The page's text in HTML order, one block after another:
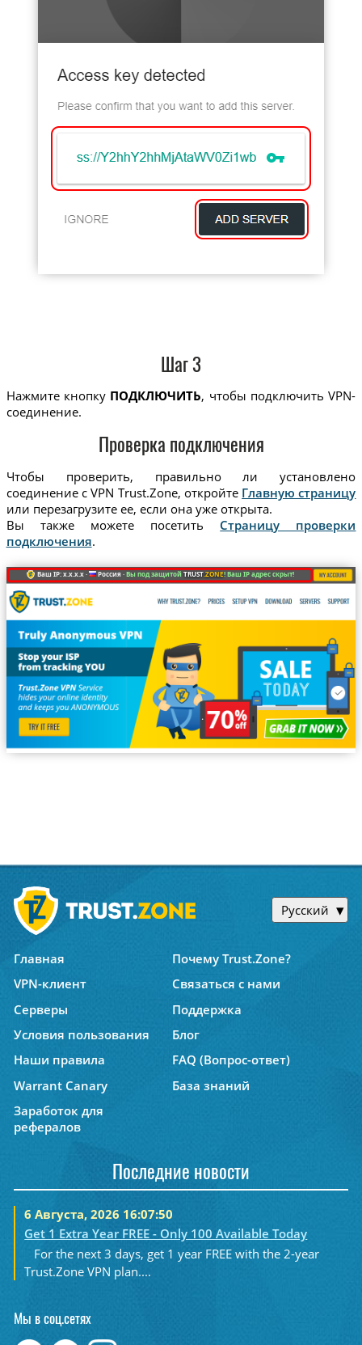
Шаг 3
Нажмите кнопку ПОДКЛЮЧИТЬ, чтобы подключить VPN-
соединение.
Проверка подключения
Чтобы проверить, правильно ли установлено
соединение с VPN Trust.Zone, откройте Главную страницу
или перезагрузите ее, если она уже открыта.
Вы также можете посетить Страницу проверки
подключения.
Ваш IP: x.x.x.x · Россия ·Вы под защитойTRUST.ZONE! Ваш IP адрес скрыт!
Русский
Главная
Почему Trust.Zone?
VPN-клиент
Связаться с нами
Серверы
Поддержка
Условия пользования
Блог
Наши правила
FAQ (Вопрос-ответ)
Warrant Canary
База знаний
Заработок для
рефералов
Последние новости
6 Августа, 2026 16:07:50
Get 1 Extra Year FREE - Only 100 Available Today
For the next 3 days, get 1 year FREE with the 2-year
Trust.Zone VPN plan....
Мы в соц.сетях